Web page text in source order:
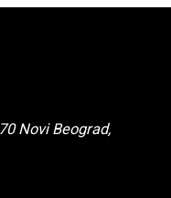
Novi Beograd,